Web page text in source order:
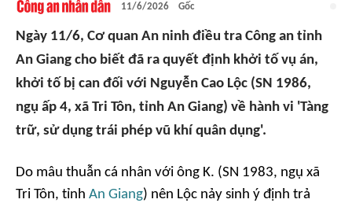
11/6/2026 Gốc
Ngày 11/6, Cơ quan An ninh điều tra Công an tỉnh
An Giang cho biết đã ra quyết định khởi tố vụ án,
khởi tố bị can đối với Nguyễn Cao Lộc (SN 1986,
ngụ ấp 4, xã Tri Tôn, tỉnh An Giang) về hành vi 'Tàng
trữ, sử dụng trái phép vũ khí quân dụng'.
Do mâu thuẫn cá nhân với ông K. (SN 1983, ngụ xã
Tri Tôn, tỉnh An Giang) nên Lộc nảy sinh ý định trả